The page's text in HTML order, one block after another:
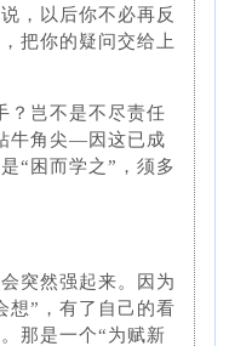
，以后你不必再反
把你的疑问交给上
？岂不是不尽责任
牛角尖—因这已成
“困而学之”，须多
突然强起来。因为
想”，有了自己的看
那是一个“为赋新